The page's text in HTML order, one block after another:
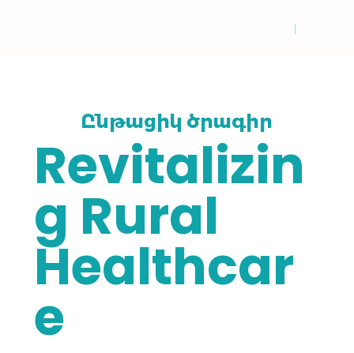
Ընթացիկ ծրագիր
Revitalizin
g Rural
Healthcar
e